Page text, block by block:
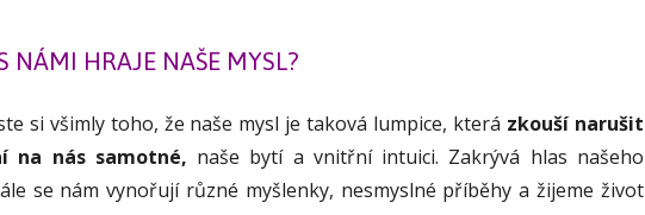
NÁMI HRAJE NAŠE MYSL?
si všimly toho, že naše mysl je taková lumpice, která zkouší narušit
na nás samotné, naše bytí a vnitřní intuici. Zakrývá hlas našeho
se nám vynořují různé myšlenky, nesmyslné příběhy a žijeme život